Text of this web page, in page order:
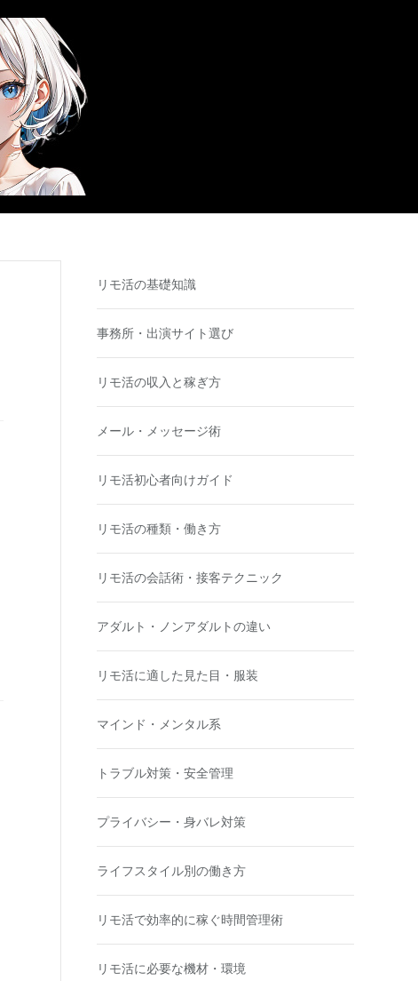
リモ活の基礎知識
事務所・出演サイト選び
リモ活の収入と稼ぎ方
メール・メッセージ術
リモ活初心者向けガイド
リモ活の種類・働き方
リモ活の会話術・接客テクニック
アダルト・ノンアダルトの違い
リモ活に適した見た目・服装
マインド・メンタル系
トラブル対策・安全管理
プライバシー・身バレ対策
ライフスタイル別の働き方
リモ活で効率的に稼ぐ時間管理術
リモ活に必要な機材・環境